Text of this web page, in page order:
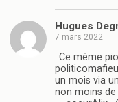
Hugues
7 mars 2022
..Ce même
un mois via
non moins